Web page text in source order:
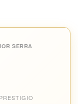
SERRA